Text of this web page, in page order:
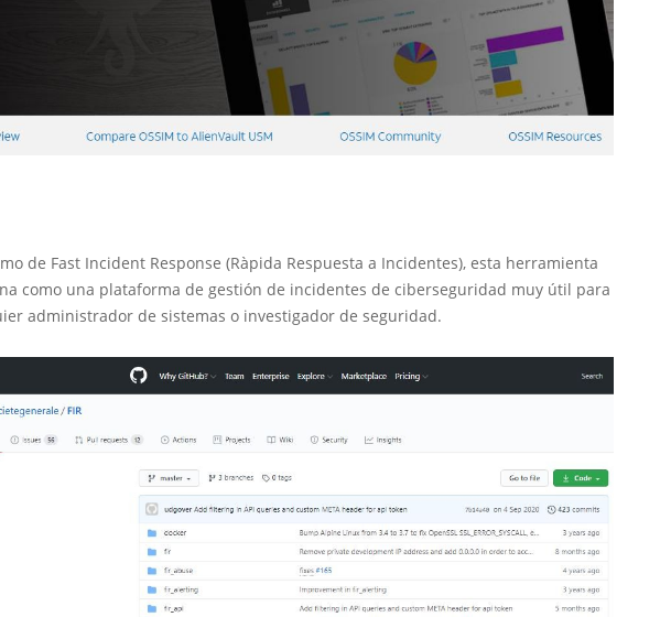
de Fast Incident Response (Ràpida Respuesta a Incidentes), esta herramienta
como una plataforma de gestión de incidentes de ciberseguridad muy útil para
administrador de sistemas o investigador de seguridad.